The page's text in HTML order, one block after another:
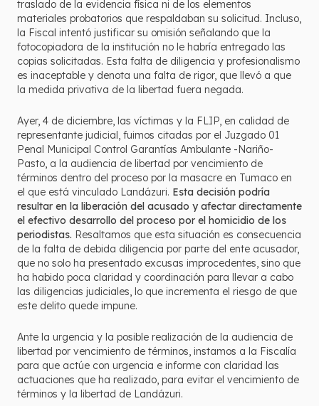
traslado de la evidencia física ni de los elementos
materiales probatorios que respaldaban su solicitud. Incluso,
la Fiscal intentó justificar su omisión señalando que la
fotocopiadora de la institución no le habría entregado las
copias solicitadas. Esta falta de diligencia y profesionalismo
es inaceptable y denota una falta de rigor, que llevó a que
la medida privativa de la libertad fuera negada.
Ayer, 4 de diciembre, las víctimas y la FLIP, en calidad de
representante judicial, fuimos citadas por el Juzgado 01
Penal Municipal Control Garantías Ambulante -Nariño-
Pasto, a la audiencia de libertad por vencimiento de
términos dentro del proceso por la masacre en Tumaco en
el que está vinculado Landázuri. Esta decisión podría
resultar en la liberación del acusado y afectar directamente
el efectivo desarrollo del proceso por el homicidio de los
periodistas. Resaltamos que esta situación es consecuencia
de la falta de debida diligencia por parte del ente acusador,
que no solo ha presentado excusas improcedentes, sino que
ha habido poca claridad y coordinación para llevar a cabo
las diligencias judiciales, lo que incrementa el riesgo de que
este delito quede impune.
Ante la urgencia y la posible realización de la audiencia de
libertad por vencimiento de términos, instamos a la Fiscalía
para que actúe con urgencia e informe con claridad las
actuaciones que ha realizado, para evitar el vencimiento de
términos y la libertad de Landázuri.